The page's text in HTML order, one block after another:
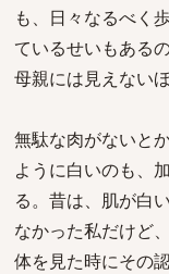
も、日々なるべく
ているせいもある
母親には見えない
無駄な肉がないと
ように白いのも、
る。昔は、肌が白
なかった私だけど
体を見た時にその